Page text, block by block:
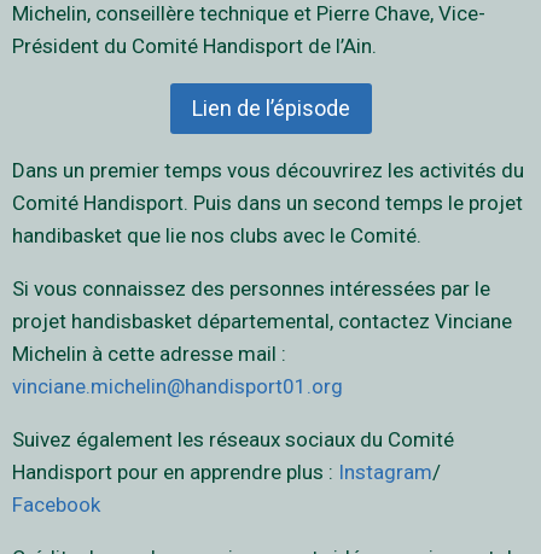
Michelin, conseillère technique et Pierre Chave, Vice-
Président du Comité Handisport de l’Ain.
Lien de l’épisode
Dans un premier temps vous découvrirez les activités du
Comité Handisport. Puis dans un second temps le projet
handibasket que lie nos clubs avec le Comité.
Si vous connaissez des personnes intéressées par le
projet handisbasket départemental, contactez Vinciane
Michelin à cette adresse mail :
vinciane.michelin@handisport01.org
Suivez également les réseaux sociaux du Comité
Handisport pour en apprendre plus : Instagram/
Facebook